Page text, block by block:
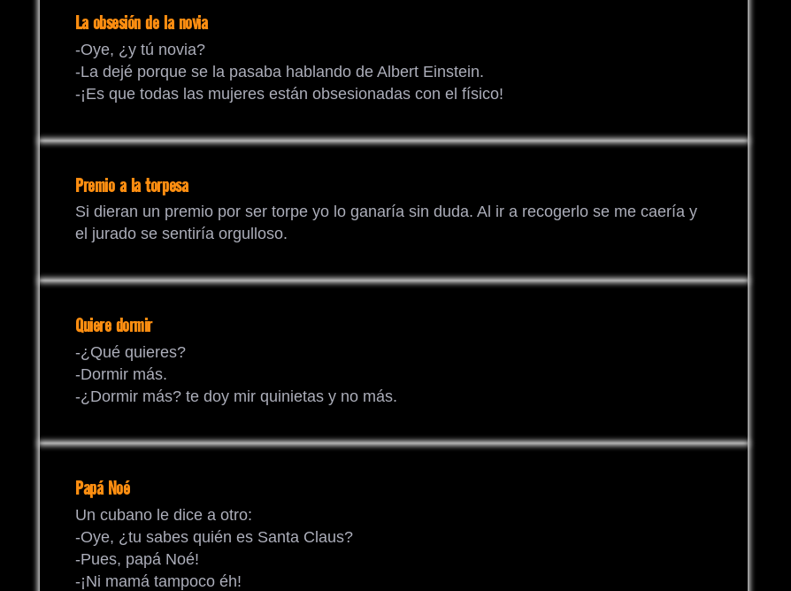
La obsesión de la novia
-Oye, ¿y tú novia?
-La dejé porque se la pasaba hablando de Albert Einstein.
-¡Es que todas las mujeres están obsesionadas con el físico!
Premio a la torpesa
Si dieran un premio por ser torpe yo lo ganaría sin duda. Al ir a recogerlo se me caería y
el jurado se sentiría orgulloso.
Quiere dormir
-¿Qué quieres?
-Dormir más.
-¿Dormir más? te doy mir quinietas y no más.
Papá Noé
Un cubano le dice a otro:
-Oye, ¿tu sabes quién es Santa Claus?
-Pues, papá Noé!
-¡Ni mamá tampoco éh!